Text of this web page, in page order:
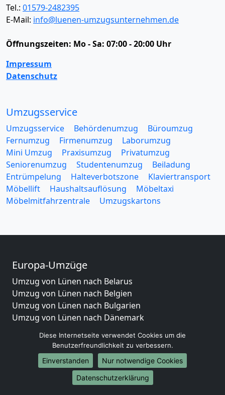
Tel.: 01579-2482395
E-Mail: info@luenen-umzugsunternehmen.de
Öffnungszeiten: Mo - Sa: 07:00 - 20:00 Uhr
Impressum
Datenschutz
Umzugsservice
Umzugsservice Behördenumzug
Büroumzug
Fernumzug
Firmenumzug
Laborumzug
Mini Umzug
Praxisumzug
Privatumzug
Seniorenumzug
Studentenumzug
Beiladung
Entrümpelung
Halteverbotszone
Klaviertransport
Möbellift
Haushaltsauflösung
Möbeltaxi
Möbelmitfahrzentrale
Umzugskartons
Europa-Umzüge
Umzug von Lünen nach Belarus
Umzug von Lünen nach Belgien
Umzug von Lünen nach Bulgarien
Umzug von Lünen nach Dänemark
Umzug von Lünen nach Portugal
Umzug von Lünen nach Bosnien und Herzegowina
Umzug von Lünen nach Irland
Umzug von Lünen nach Lettland
Diese Internetseite verwendet Cookies um die
Benutzerfreundlichkeit zu verbessern.
Einverstanden
Nur notwendige Cookies
Datenschutzerklärung